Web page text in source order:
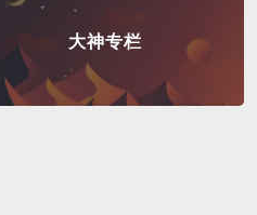
大神专栏